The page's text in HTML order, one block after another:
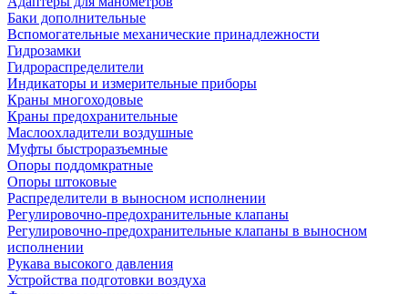
Баки дополнительные
Вспомогательные механические принадлежности
Гидрозамки
Гидрораспределители
Индикаторы и измерительные приборы
Краны многоходовые
Краны предохранительные
Маслоохладители воздушные
Муфты быстроразъемные
Опоры поддомкратные
Опоры штоковые
Распределители в выносном исполнении
Регулировочно-предохранительные клапаны
Регулировочно-предохранительные клапаны в выносном
исполнении
Рукава высокого давления
Устройства подготовки воздуха